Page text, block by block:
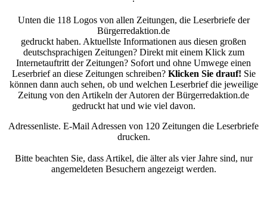
Unten die 118 Logos von allen Zeitungen, die Leserbriefe der
Bürgerredaktion.de
gedruckt haben. Aktuellste Informationen aus diesen großen
deutschsprachigen Zeitungen? Direkt mit einem Klick zum
Internetauftritt der Zeitungen? Sofort und ohne Umwege einen
Leserbrief an diese Zeitungen schreiben? Klicken Sie drauf! Sie
können dann auch sehen, ob und welchen Leserbrief die jeweilige
Zeitung von den Artikeln der Autoren der Bürgerredaktion.de
gedruckt hat und wie viel davon.
Adressenliste. E-Mail Adressen von 120 Zeitungen die Leserbriefe
drucken.
Bitte beachten Sie, dass Artikel, die älter als vier Jahre sind, nur
angemeldeten Besuchern angezeigt werden.